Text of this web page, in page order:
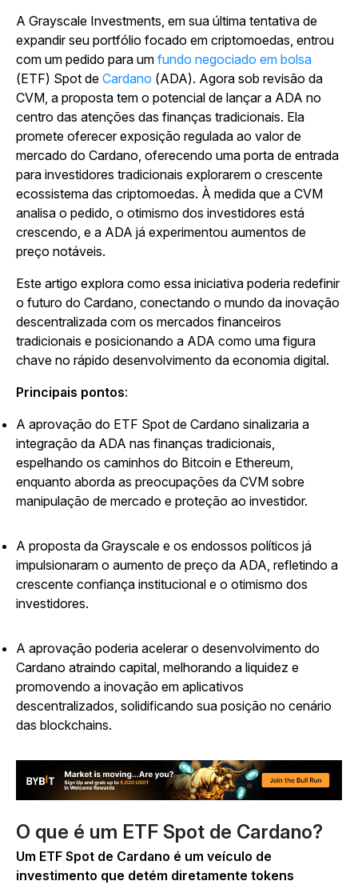
A Grayscale Investments, em sua última tentativa de
expandir seu portfólio focado em criptomoedas, entrou
com um pedido para um fundo negociado em bolsa
(ETF) Spot de Cardano (ADA). Agora sob revisão da
CVM, a proposta tem o potencial de lançar a ADA no
centro das atenções das finanças tradicionais. Ela
promete oferecer exposição regulada ao valor de
mercado do Cardano, oferecendo uma porta de entrada
para investidores tradicionais explorarem o crescente
ecossistema das criptomoedas. À medida que a CVM
analisa o pedido, o otimismo dos investidores está
crescendo, e a ADA já experimentou aumentos de
preço notáveis.
Este artigo explora como essa iniciativa poderia redefinir
o futuro do Cardano, conectando o mundo da inovação
descentralizada com os mercados financeiros
tradicionais e posicionando a ADA como uma figura
chave no rápido desenvolvimento da economia digital.
Principais pontos:
A aprovação do ETF Spot de Cardano sinalizaria a
integração da ADA nas finanças tradicionais,
espelhando os caminhos do Bitcoin e Ethereum,
enquanto aborda as preocupações da CVM sobre
manipulação de mercado e proteção ao investidor.
A proposta da Grayscale e os endossos políticos já
impulsionaram o aumento de preço da ADA, refletindo a
crescente confiança institucional e o otimismo dos
investidores.
A aprovação poderia acelerar o desenvolvimento do
Cardano atraindo capital, melhorando a liquidez e
promovendo a inovação em aplicativos
descentralizados, solidificando sua posição no cenário
das blockchains.
O que é um ETF Spot de Cardano?
Um ETF Spot de Cardano é um veículo de
investimento que detém diretamente tokens